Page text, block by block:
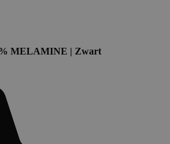
MELAMINE | Zwart